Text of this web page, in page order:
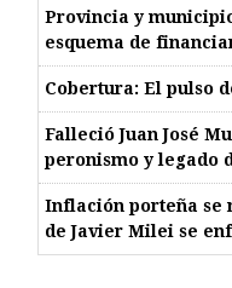
Provincia y
esquema de
Cobertura: El pulso
Falleció Juan José
peronismo y legado
Inflación porteña se
de Javier Milei se